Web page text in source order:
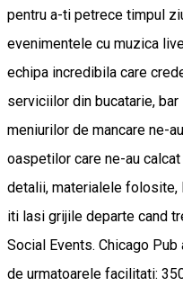
pentru a-ti petrece timpul
evenimentele cu muzica
echipa incredibila care
serviciilor din bucatarie,
meniurilor de mancare ne-
oaspetilor care ne-au
detalii, materialele folosite,
iti lasi grijile departe cand
Social Events. Chicago
de urmatoarele facilitati: